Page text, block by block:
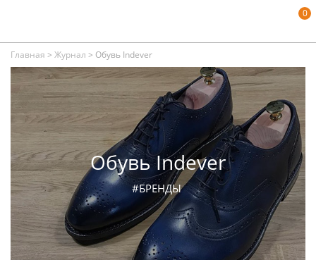
0
Главная > Журнал > Обувь Indever
Обувь Indever
#БРЕНДЫ